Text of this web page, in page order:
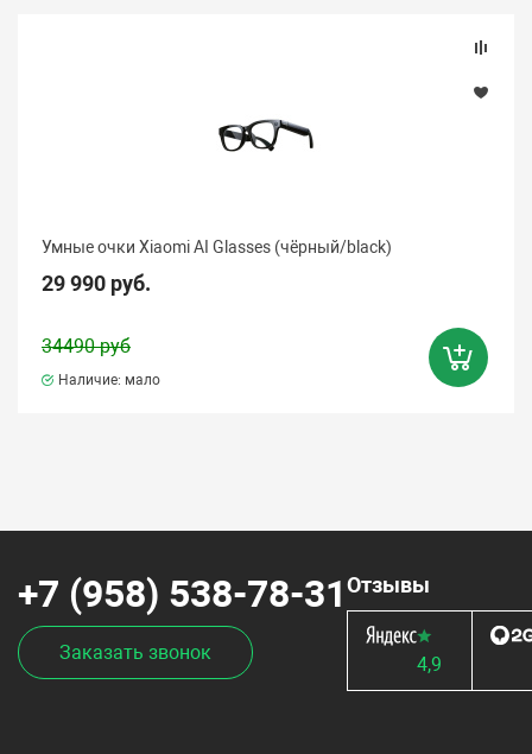
Умные очки Xiaomi AI Glasses (чёрный/black)
29 990 руб.
34490 руб
Наличие: мало
+7 (958) 538-78-31
Заказать звонок
Отзывы
4,9